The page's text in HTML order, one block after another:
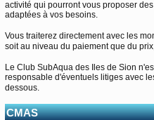
activité qui pourront vous proposer
adaptées à vos besoins.
Vous traiterez directement avec les
soit au niveau du paiement que du prix,
Le Club SubAqua des Iles de Sion
responsable d'éventuels litiges avec
dessous.
CMAS